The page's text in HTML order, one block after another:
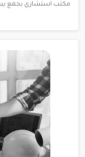
مكتب استشاري يجمع بين